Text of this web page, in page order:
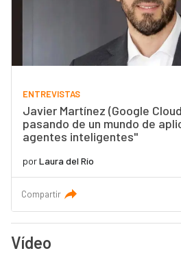
ENTREVISTAS
Javier Martínez (Google
pasando de un mundo de
agentes inteligentes"
porLaura del Río
Compartir
Vídeo